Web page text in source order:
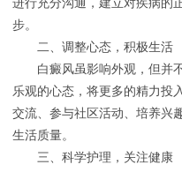
进行充分沟通，建立对疾病的
步。
二、调整心态，积极生活
白癜风虽影响外观，但并不
乐观的心态，将更多的精力投
交流、参与社区活动、培养兴
生活质量。
三、科学护理，关注健康